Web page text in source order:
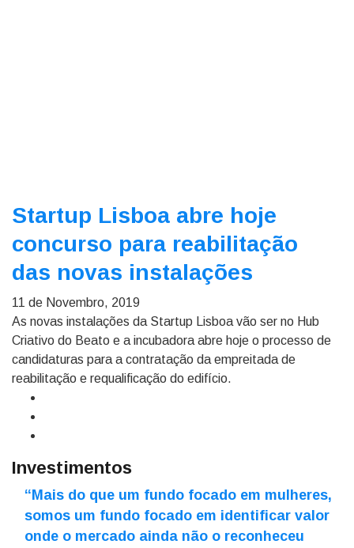
Startup Lisboa abre hoje
concurso para reabilitação
das novas instalações
11 de Novembro, 2019
As novas instalações da Startup Lisboa vão ser no Hub
Criativo do Beato e a incubadora abre hoje o processo de
candidaturas para a contratação da empreitada de
reabilitação e requalificação do edifício.
Investimentos
“Mais do que um fundo focado em mulheres,
somos um fundo focado em identificar valor
onde o mercado ainda não o reconheceu